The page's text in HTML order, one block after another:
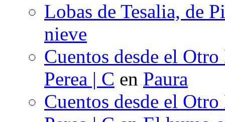
Lobas de Tesalia, de
nieve
Cuentos desde el
Perea | C en Paura
Cuentos desde el